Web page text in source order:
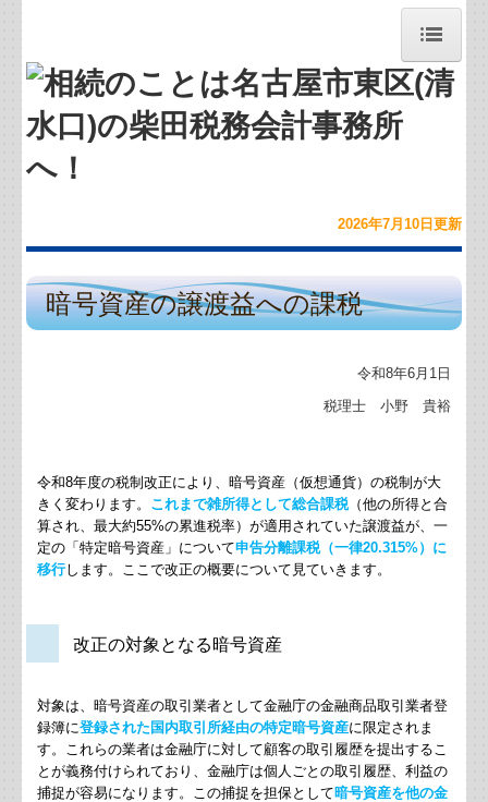
トップページ
お問合せ
事務所紹介
経営理念
業務案内
相続時精算課税と暦年課税の活用法Q&A
防衛特別法人税、防衛特別所得税について
（続）贈与こそ自分の想いを形にする最高の手段
令和8年度税制改正における貸付用不動産の評価方法の見
直し
2026年7月10日 更新
暗号資産の譲渡益への課税
令和8年6月1日
税理士 小野 貴裕
令和8年度の税制改正により、暗号資産（仮想通貨）の税制が大
きく変わります。 これまで雑所得として総合課税（他の所得と合
算され、最大約55%の累進税率）が適用されていた譲渡益が、一
定の「特定暗号資産」について申告分離課税（一律20.315%）に
移行します。ここで改正の概要について見ていきます。
改正の対象となる暗号資産
対象は、暗号資産の取引業者として金融庁の金融商品取引業者登
録簿に登録された国内取引所経由の特定暗号資産に限定されま
す。これらの業者は金融庁に対して顧客の取引履歴を提出するこ
とが義務付けられており、金融庁は個人ごとの取引履歴、利益の
捕捉が容易になります。この捕捉を担保として暗号資産を他の金